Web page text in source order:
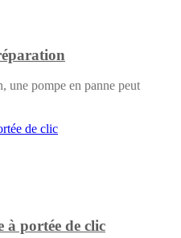
une pompe en panne peut
à portée de clic